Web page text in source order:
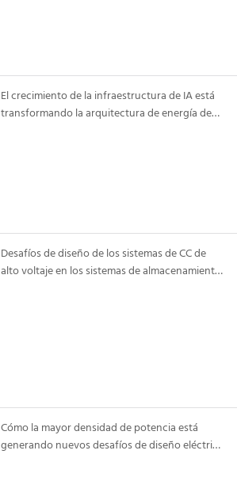
El crecimiento de la infraestructura de IA está
transformando la arquitectura de energía de
Desafíos de diseño de los sistemas de CC de
alto voltaje en los sistemas de almacenamiento
Cómo la mayor densidad de potencia está
generando nuevos desafíos de diseño eléctrico